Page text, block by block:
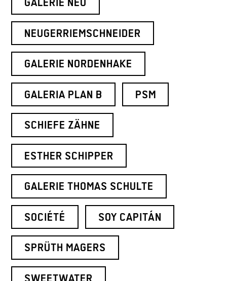
GALERIE NEU
NEUGERRIEMSCHNEIDER
GALERIE NORDENHAKE
GALERIA PLAN B PSM
SCHIEFE ZÄHNE
ESTHER SCHIPPER
GALERIE THOMAS SCHULTE
SOCIÉTÉ SOY CAPITÁN
SPRÜTH MAGERS